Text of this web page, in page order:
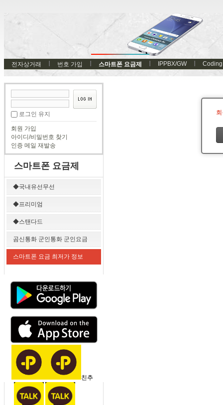
전자상거래 번호 가입 스마트폰 요금제 IPPBX/GW Coding
로그인 유지
회원 가입
아이디/비밀번호 찾기
인증 메일 재발송
스마트폰 요금제
◆국내유선무선
◆프리미엄
◆스탠다드
곰신통화 군인통화 군인요금
스마트폰 요금 최저가 정보
친추